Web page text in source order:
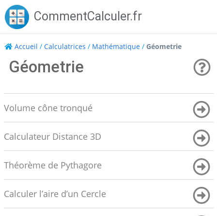
Skip
to
content
CommentCalculer.fr
Accueil / Calculatrices / Mathématique / Géometrie
Géometrie
Volume cône tronqué
Calculateur Distance 3D
Théorème de Pythagore
Calculer l’aire d’un Cercle